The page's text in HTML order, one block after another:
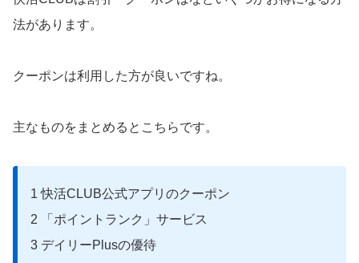
法があります。
クーポンは利用した方が良いですね。
主なものをまとめるとこちらです。
1 快活CLUB公式アプリのクーポン
2 「ポイントランク」サービス
3 デイリーPlusの優待